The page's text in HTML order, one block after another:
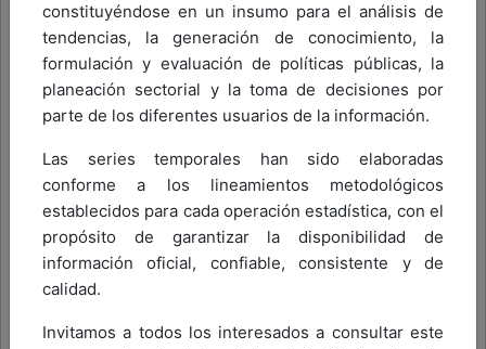
Ver Comunicado Aquí
Cordialmente,
Dirección de Hidrocarburos
Volver arriba
constituyéndose en un insumo para el análisis de
tendencias, la generación de conocimiento, la
formulación y evaluación de políticas públicas, la
planeación sectorial y la toma de decisiones por
parte de los diferentes usuarios de la información.
Las series temporales han sido elaboradas
conforme a los lineamientos metodológicos
establecidos para cada operación estadística, con el
propósito de garantizar la disponibilidad de
información oficial, confiable, consistente y de
calidad.
Invitamos a todos los interesados a consultar este